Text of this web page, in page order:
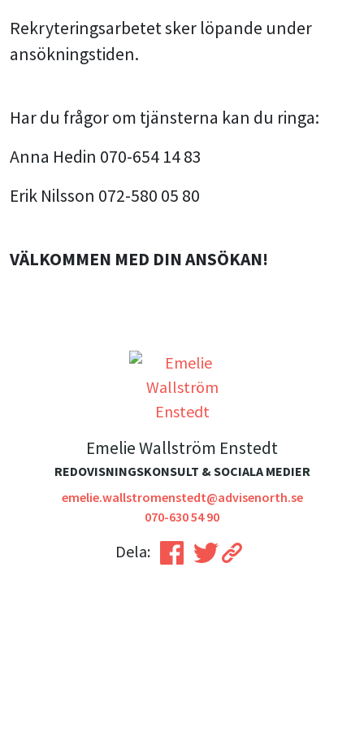
Rekryteringsarbetet sker löpande under
ansökningstiden.
Har du frågor om tjänsterna kan du ringa:
Anna Hedin 070-654 14 83
Erik Nilsson 072-580 05 80
VÄLKOMMEN MED DIN ANSÖKAN!
Emelie Wallström Enstedt
REDOVISNINGSKONSULT & SOCIALA MEDIER
emelie.wallstromenstedt@advisenorth.se
070-630 54 90
Dela: